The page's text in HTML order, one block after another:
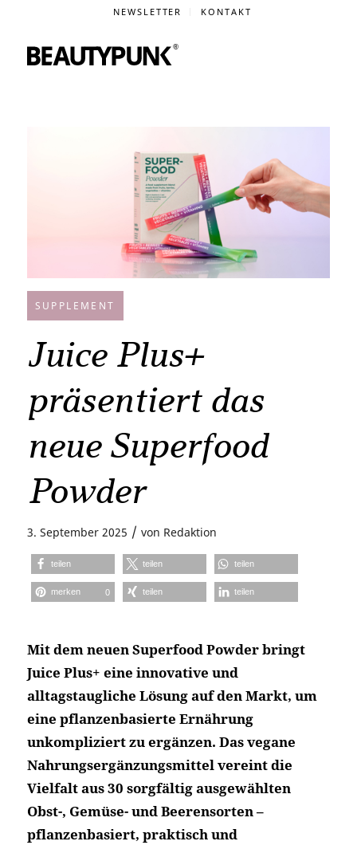
NEWSLETTER KONTAKT
SUPPLEMENT
Juice Plus+
präsentiert das
neue Superfood
Powder
3. September 2025 / von Redaktion
teilen teilen teilen
merken 0 teilen teilen
Mit dem neuen Superfood Powder bringt
Juice Plus+ eine innovative und
alltagstaugliche Lösung auf den Markt, um
eine pflanzenbasierte Ernährung
unkompliziert zu ergänzen. Das vegane
Nahrungsergänzungsmittel vereint die
Vielfalt aus 30 sorgfältig ausgewählten
Obst-, Gemüse- und Beerensorten –
pflanzenbasiert, praktisch und